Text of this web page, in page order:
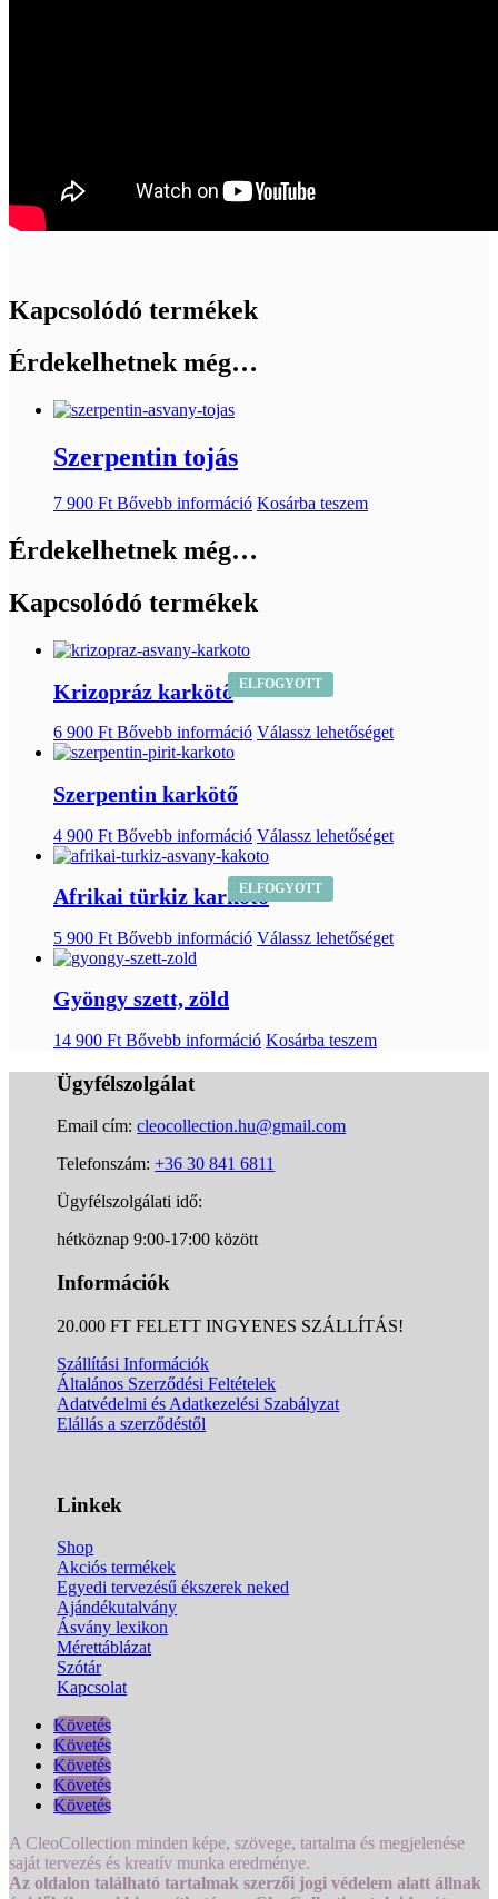
Kapcsolódó termékek
Érdekelhetnek még…
Szerpentin tojás
7 900 Ft Bővebb információ Kosárba teszem
Érdekelhetnek még…
Kapcsolódó termékek
ELFOGYOTT
Krizopráz karkötő
6 900 Ft Bővebb információ Válassz lehetőséget
Szerpentin karkötő
4 900 Ft Bővebb információ Válassz lehetőséget
ELFOGYOTT
Afrikai türkiz karkötő
5 900 Ft Bővebb információ Válassz lehetőséget
Gyöngy szett, zöld
14 900 Ft Bővebb információ Kosárba teszem
Ügyfélszolgálat
Email cím:cleocollection.hu@gmail.com
Telefonszám:+36 30 841 6811
Ügyfélszolgálati idő:
hétköznap 9:00-17:00 között
Információk
20.000 FT FELETT INGYENES SZÁLLÍTÁS!
Szállítási Információk
Általános Szerződési Feltételek
Adatvédelmi és Adatkezelési Szabályzat
Elállás a szerződéstől
Linkek
Shop
Akciós termékek
Egyedi tervezésű ékszerek neked
Ajándékutalvány
Ásvány lexikon
Mérettáblázat
Szótár
Kapcsolat
Követés
Követés
Követés
Követés
Követés
A CleoCollection minden képe, szövege, tartalma és megjelenése
saját tervezés és kreatív munka eredménye.
Az oldalon található tartalmak szerzői jogi védelem alatt állnak